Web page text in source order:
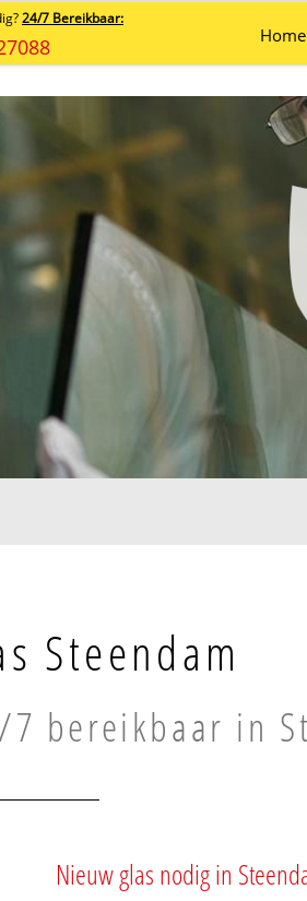
24/7 Bereikbaar:
Home
Steendam
bereikbaar in
Nieuw glas nodig in